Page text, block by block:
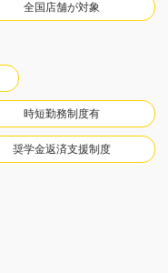
全国店舗が対象
時短勤務制度有
奨学金返済支援制度